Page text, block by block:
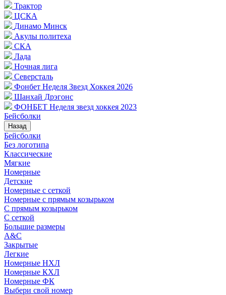
Трактор
ЦСКА
Динамо Минск
Акулы политеха
СКА
Лада
Ночная лига
Северсталь
Фонбет Неделя Звезд Хоккея 2026
Шанхай Дрэгонс
ФОНБЕТ Неделя звезд хоккея 2023
Бейсболки
Назад
Бейсболки
Без логотипа
Классические
Мягкие
Номерные
Детские
Номерные с сеткой
Номерные с прямым козырьком
С прямым козырьком
С сеткой
Большие размеры
A&C
Закрытые
Легкие
Номерные НХЛ
Номерные КХЛ
Номерные ФК
Выбери свой номер